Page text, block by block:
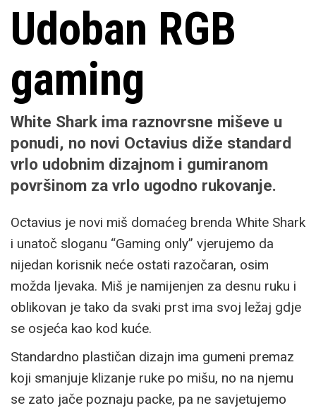
Udoban RGB
gaming
White Shark ima raznovrsne miševe u
ponudi, no novi Octavius diže standard
vrlo udobnim dizajnom i gumiranom
površinom za vrlo ugodno rukovanje.
Octavius je novi miš domaćeg brenda White Shark
i unatoč sloganu “Gaming only” vjerujemo da
nijedan korisnik neće ostati razočaran, osim
možda ljevaka. Miš je namijenjen za desnu ruku i
oblikovan je tako da svaki prst ima svoj ležaj gdje
se osjeća kao kod kuće.
Standardno plastičan dizajn ima gumeni premaz
koji smanjuje klizanje ruke po mišu, no na njemu
se zato jače poznaju packe, pa ne savjetujemo